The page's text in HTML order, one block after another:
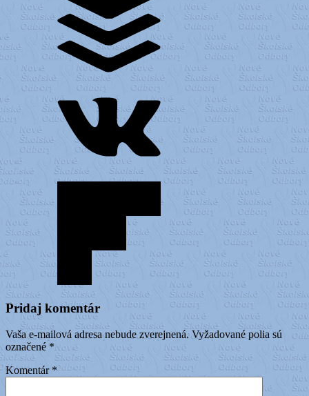
Pridaj komentár
Vaša e-mailová adresa nebude zverejnená. Vyžadované polia sú
označené *
Komentár *